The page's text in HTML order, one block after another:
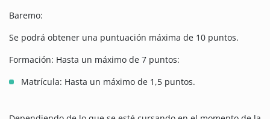
Baremo:
Se podrá obtener una puntuación máxima de 10 puntos.
Formación: Hasta un máximo de 7 puntos:
Matrícula: Hasta un máximo de 1,5 puntos.